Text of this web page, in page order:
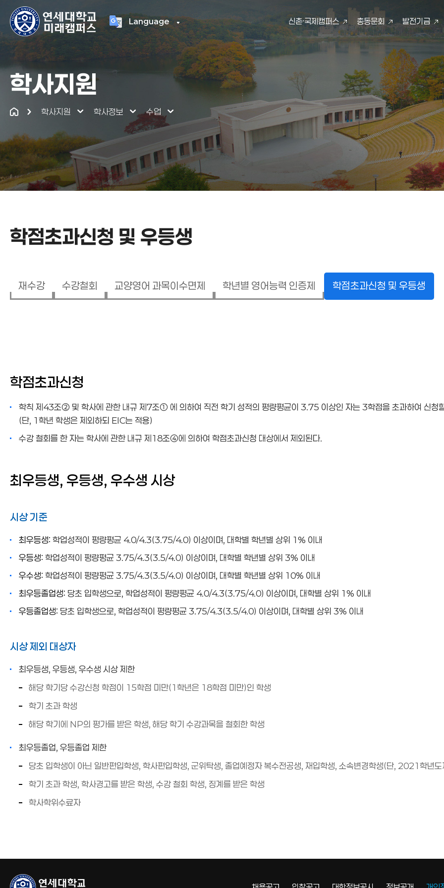
Language 신촌·국제캠퍼스 총동문회 발전기금
연세대학교통합검색
학사지원
학사지원 학사정보 수업
학점초과신청 및 우등생
재수강 수강철회 교양영어 과목이수면제 학년별 영어능력 인증제 학점초과신청 및 우등생
학점초과신청
학칙 제43조② 및 학사에 관한 내규 제7조① 에 의하여 직전 학기 성적의 평량평균이 3.75 이상인 자는 3학점을 초과하여 신청
(단, 1학년 학생은 제외하되 EIC는 적용)
수강 철회를 한 자는 학사에 관한 내규 제18조④에 의하여 학점초과신청 대상에서 제외된다.
최우등생, 우등생, 우수생 시상
시상 기준
최우등생: 학업성적이 평량평균 4.0/4.3(3.75/4.0) 이상이며, 대학별 학년별 상위 1% 이내
우등생: 학업성적이 평량평균 3.75/4.3(3.5/4.0) 이상이며, 대학별 학년별 상위 3% 이내
우수생: 학업성적이 평량평균 3.75/4.3(3.5/4.0) 이상이며, 대학별 학년별 상위 10% 이내
최우등졸업생: 당초 입학생으로, 학업성적이 평량평균 4.0/4.3(3.75/4.0) 이상이며, 대학별 상위 1% 이내
우등졸업생: 당초 입학생으로, 학업성적이 평량평균 3.75/4.3(3.5/4.0) 이상이며, 대학별 상위 3% 이내
시상 제외 대상자
최우등생, 우등생, 우수생 시상 제한
해당 학기당 수강신청 학점이 15학점 미만(1학년은 18학점 미만)인 학생
학기 초과 학생
해당 학기에 NP의 평가를 받은 학생, 해당 학기 수강과목을 철회한 학생
최우등졸업, 우등졸업 제한
당초 입학생이 아닌 일반편입학생, 학사편입학생, 군위탁생, 졸업예정자 복수전공생, 재입학생, 소속변경학생(단, 2021학년
학기 초과 학생, 학사경고를 받은 학생, 수강 철회 학생, 징계를 받은 학생
학사학위수료자